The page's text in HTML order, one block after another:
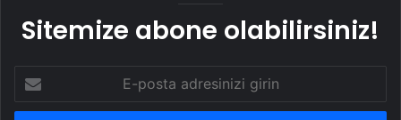
Sitemize abone olabilirsiniz!
posta
adresinizi